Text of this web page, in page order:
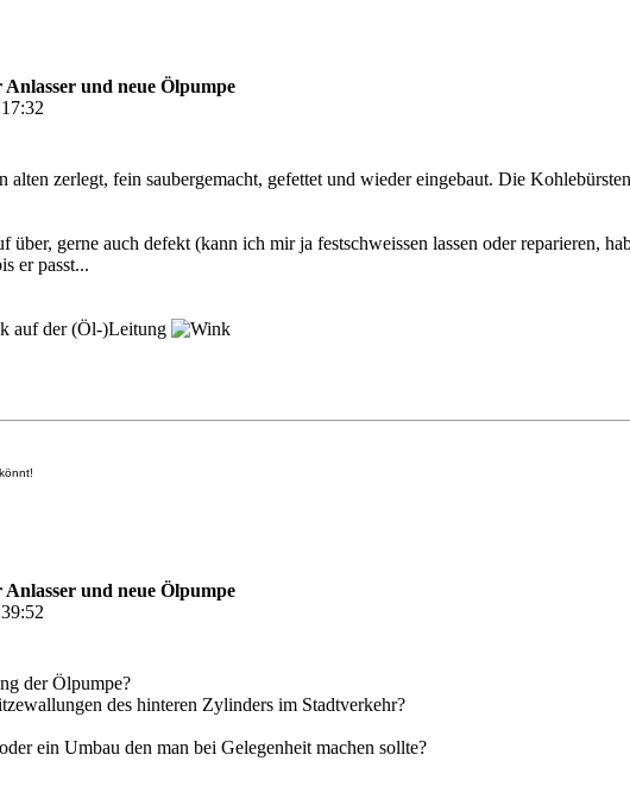
und neue Ölpumpe
alten zerlegt, fein saubergemacht, gefettet und wieder eingebaut. Die
über, gerne auch defekt (kann ich mir ja festschweissen lassen oder reparieren,
er passt...
auf der (Öl-)Leitung
und neue Ölpumpe
der Ölpumpe?
des hinteren Zylinders im Stadtverkehr?
ein Umbau den man bei Gelegenheit machen sollte?